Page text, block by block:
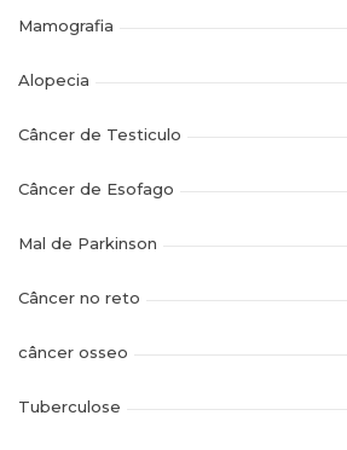
Mamografia
Alopecia
Câncer de Testiculo
Câncer de Esofago
Mal de Parkinson
Câncer no reto
câncer osseo
Tuberculose